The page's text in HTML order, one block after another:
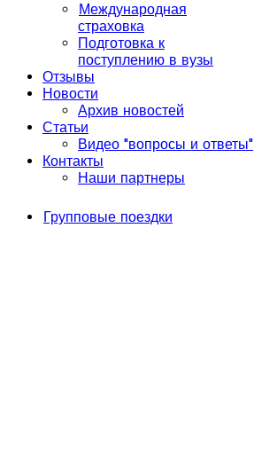
Международная
страховка
Подготовка к
поступлению в вузы
Отзывы
Новости
Архив новостей
Статьи
Видео "вопросы и ответы"
Контакты
Наши партнеры
Групповые поездки